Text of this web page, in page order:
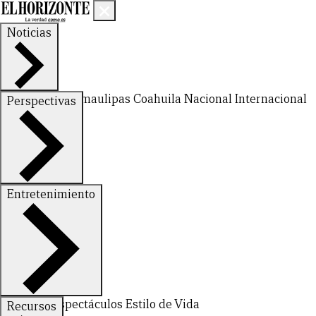
Noticias
Nuevo LeónTamaulipas Coahuila NacionalInternacional
Perspectivas
FinanzasOpinión
Entretenimiento
DeportesEspectáculos Estilo de Vida
Recursos